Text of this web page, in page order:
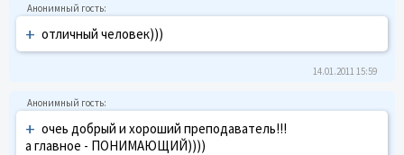
+ отличный человек)))
14.01.2011 15:59
+ очеь добрый и хороший преподаватель!!!
а главное - ПОНИМАЮЩИЙ))))